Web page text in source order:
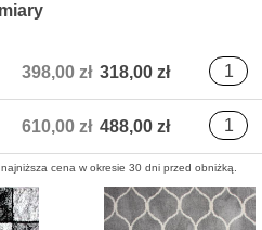
398,00 zł 318,00 zł
610,00 zł 488,00 zł
cena w okresie 30 dni przed obniżką.